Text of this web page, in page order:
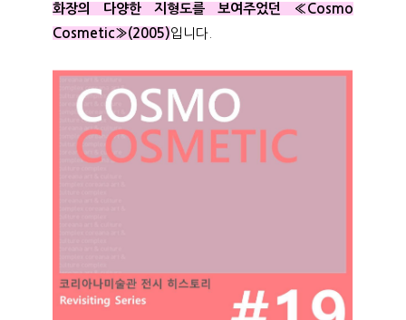
화장의 다양한 지형도를 보여주었던 «Cosmo
Cosmetic»(2005)입니다.